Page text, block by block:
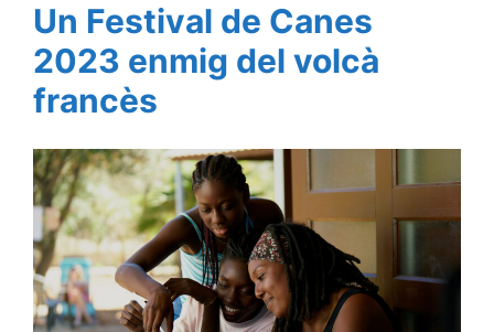
Un Festival de Canes
2023 enmig del volcà
francès